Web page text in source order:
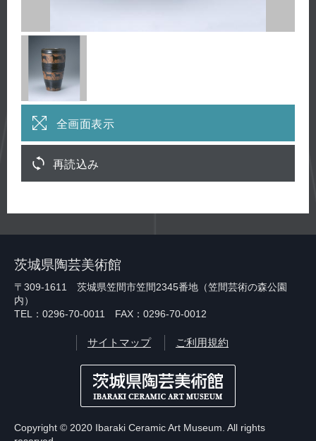
全画面表示
再読込み
茨城県陶芸美術館
〒309-1611 茨城県笠間市笠間2345番地（笠間芸術の森公園
内）
TEL：0296-70-0011 FAX：0296-70-0012
サイトマップ ご利用規約
Copyright © 2020 Ibaraki Ceramic Art Museum. All rights